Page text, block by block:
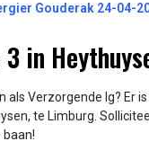
Gouderak 24-04-
in
als Verzorgende Ig? Er
te Limburg.